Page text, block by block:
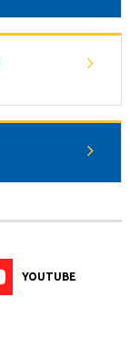
YOUTUBE